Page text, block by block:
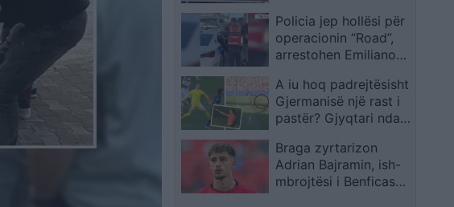
milionë euro nga Plani
i Rritjes
Policia jep hollësi për
operacionin “Road”,
arrestohen Emiliano
A iu hoq padrejtësisht
Gjermanisë një rast i
pastër? Gjyqtari ndali
ideal të Neuerit ndaj
Paraguait
Braga zyrtarizon
Adrian Bajramin, ish-
mbrojtësi i Benficas